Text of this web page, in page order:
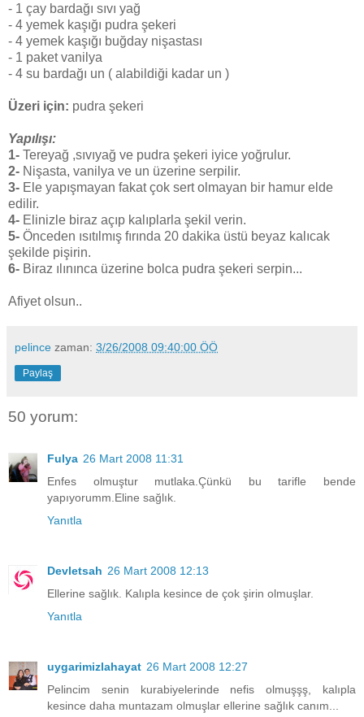
- 1 çay bardağı sıvı yağ
- 4 yemek kaşığı pudra şekeri
- 4 yemek kaşığı buğday nişastası
- 1 paket vanilya
- 4 su bardağı un ( alabildiği kadar un )
Üzeri için: pudra şekeri
Yapılışı:
1- Tereyağ ,sıvıyağ ve pudra şekeri iyice yoğrulur.
2- Nişasta, vanilya ve un üzerine serpilir.
3- Ele yapışmayan fakat çok sert olmayan bir hamur elde
edilir.
4- Elinizle biraz açıp kalıplarla şekil verin.
5- Önceden ısıtılmış fırında 20 dakika üstü beyaz kalıcak
şekilde pişirin.
6- Biraz ılınınca üzerine bolca pudra şekeri serpin...
Afiyet olsun..
pelince zaman: 3/26/2008 09:40:00 ÖÖ
Paylaş
50 yorum:
Fulya 26 Mart 2008 11:31
Enfes olmuştur mutlaka.Çünkü bu tarifle bende
yapıyorumm.Eline sağlık.
Yanıtla
Devletsah 26 Mart 2008 12:13
Ellerine sağlık. Kalıpla kesince de çok şirin olmuşlar.
Yanıtla
uygarimizlahayat 26 Mart 2008 12:27
Pelincim senin kurabiyelerinde nefis olmuşşş, kalıpla
kesince daha muntazam olmuşlar ellerine sağlık canım...